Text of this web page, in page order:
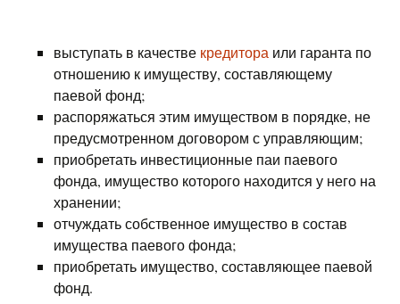
выступать в качестве кредитора или гаранта по
отношению к имуществу, составляющему
паевой фонд;
распоряжаться этим имуществом в порядке, не
предусмотренном договором с управляющим;
приобретать инвестиционные паи паевого
фонда, имущество которого находится у него на
хранении;
отчуждать собственное имущество в состав
имущества паевого фонда;
приобретать имущество, составляющее паевой
фонд.